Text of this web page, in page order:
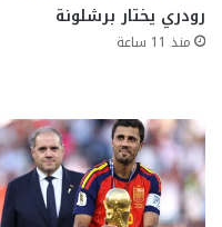
رودري يختار برشلونة
منذ 11 ساعة